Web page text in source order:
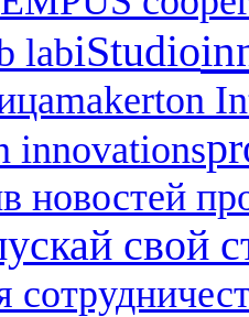
labiStudio
makerton
innovations
новостей
свой